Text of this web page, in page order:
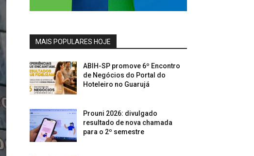
MAIS POPULARES HOJE
ABIH-SP promove 6º Encontro
de Negócios do Portal do
Hoteleiro no Guarujá
Prouni 2026: divulgado
resultado de nova chamada
para o 2º semestre